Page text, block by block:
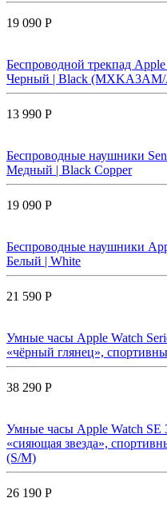
19 090 Р
Беспроводной трекпад
Черный | Black
13 990 Р
Беспроводные наушники
Медный | Black Copper
19 090 Р
Беспроводные наушники
Белый | White
21 590 Р
Умные часы Apple Watch
«чёрный глянец»,
38 290 Р
Умные часы Apple Watch SE
«сияющая звезда»,
(S/M)
26 190 Р